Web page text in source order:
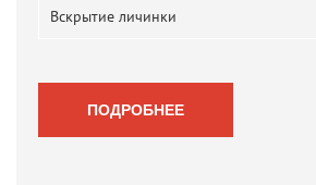
Вскрытие личинки
ПОДРОБНЕЕ